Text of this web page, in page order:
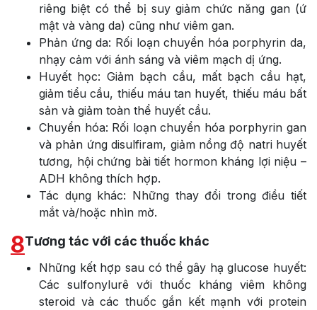
riêng biệt có thể bị suy giảm chức năng gan (ứ
mật và vàng da) cũng như viêm gan.
Phản ứng da: Rối loạn chuyển hóa porphyrin da,
nhạy cảm với ánh sáng và viêm mạch dị ứng.
Huyết học: Giảm bạch cầu, mất bạch cầu hạt,
giảm tiểu cầu, thiếu máu tan huyết, thiếu máu bất
sản và giảm toàn thể huyết cầu.
Chuyển hóa: Rối loạn chuyển hóa porphyrin gan
và phản ứng disulfiram, giảm nồng độ natri huyết
tương, hội chứng bài tiết hormon kháng lợi niệu –
ADH không thích hợp.
Tác dụng khác: Những thay đổi trong điều tiết
mắt và/hoặc nhìn mờ.
8Tương tác với các thuốc khác
Những kết hợp sau có thể gây hạ glucose huyết:
Các sulfonylurê với thuốc kháng viêm không
steroid và các thuốc gắn kết mạnh với protein